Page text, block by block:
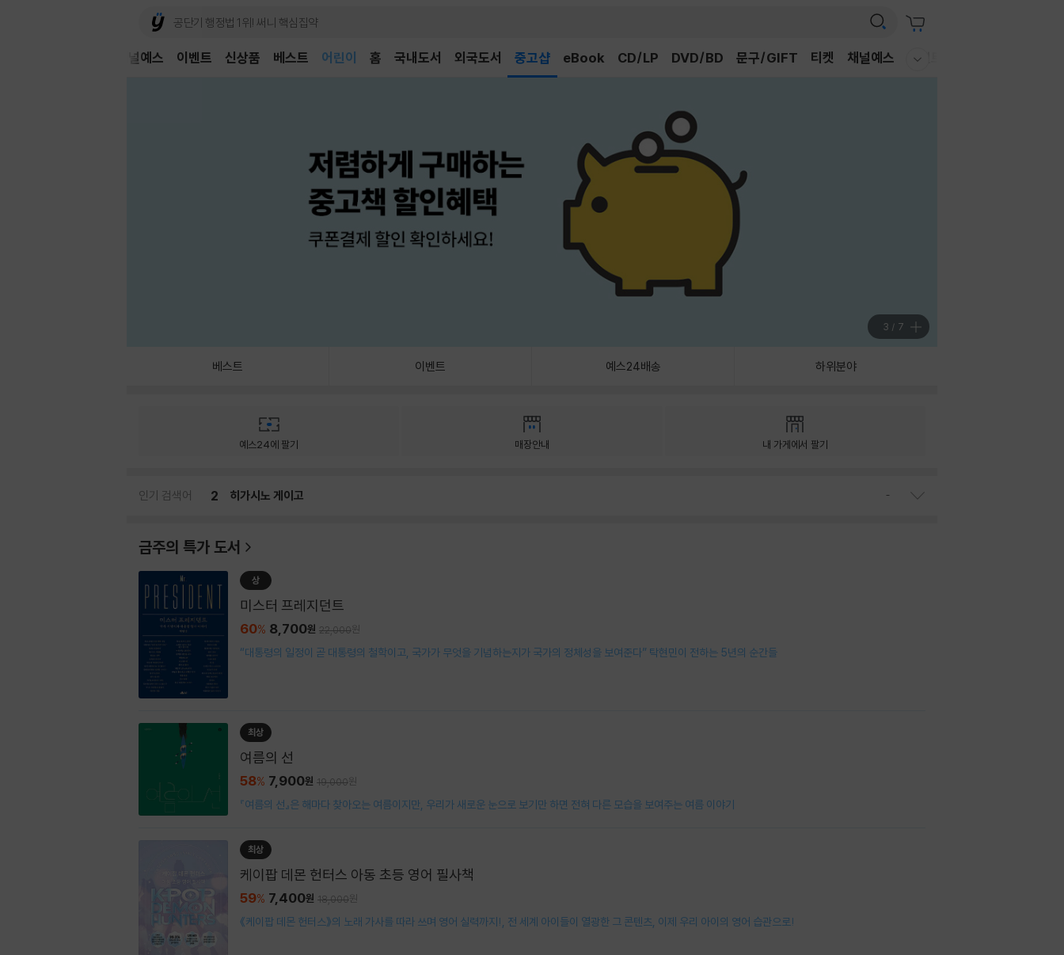
채널예스 이벤트 신상품 베스트 어린이 홈 국내도서 외국도서 중고샵 eBook CD/LP DVD/BD 문구/GIFT 티켓 채널예스 이벤트
3 / 7
베스트 이벤트 예스24배송 하위분야
예스24에 팔기 매장안내 내 가게에서 팔기
인기 검색어 3 박정민 쓸 만한 인간
금주의 특가 도서
상
미스터 프레지던트
60% 8,700원 22,000원
“대통령의 일정이 곧 대통령의 철학이고, 국가가 무엇을 기념하는지가 국가의 정체성을 보여준다” 탁현민이 전하는 5년의 순간들
최상
여름의 선
58% 7,900원 19,000원
『여름의 선』은 해마다 찾아오는 여름이지만, 우리가 새로운 눈으로 보기만 하면 전혀 다른 모습을 보여주는 여름 이야기
최상
케이팝 데몬 헌터스 아동 초등 영어 필사책
59% 7,400원 18,000원
《케이팝 데몬 헌터스》의 노래 가사를 따라 쓰며 영어 실력까지!, 전 세계 아이들이 열광한 그 콘텐츠, 이제 우리 아이의 영어 습관으로!